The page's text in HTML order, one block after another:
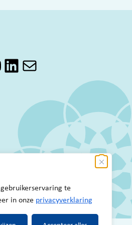
te
in onze privacyverklaring
Oost
LinkedIn
Mail